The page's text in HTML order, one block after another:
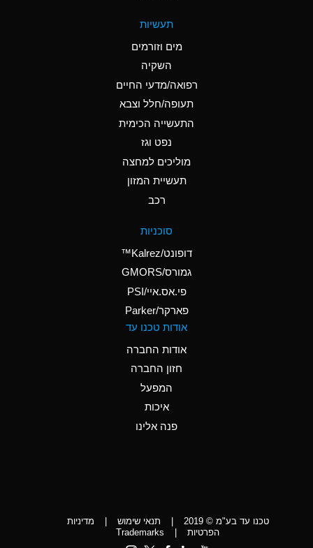
Ammonium Hydroxide
A
Ammonium Nitrate
Ammonium Nitrite
Ammonium Persulfate
Ammonium Phosphate
A
Ammonium Sulfate
*
Amyl Acetate (Banana
Aniline
D
תעשיות
מים וזורמים
השקיה
רפואה/מדעי החיים
תעופה/חלל וצבא
התעשייה הכימית
נפט וגז
מוליכים למחצה
תעשיית המזון
רכב
סוכניות
דופונט/Kalrez™
גמורס/GMORS
פי.אס.איי/PSI
פארקר/Parker
אודות טכנו עד
אודות החברה
חזון החברה
המפעל
איכות
פנה אלינו
טכנו עד בע"מ © 2019 | תנאי שימוש |
מדיניות
הפרטיות
|
Trademarks